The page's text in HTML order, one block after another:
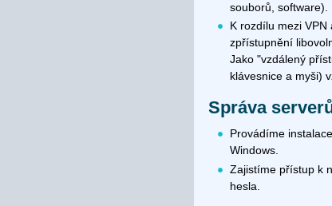
souborů, software).
K rozdílu mezi
zpřístupnění
Jako "vzdálený
klávesnice a myši)
Správa
Provádíme
Windows.
Zajistíme přístup k
hesla.